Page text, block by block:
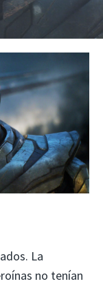
La
no tenían